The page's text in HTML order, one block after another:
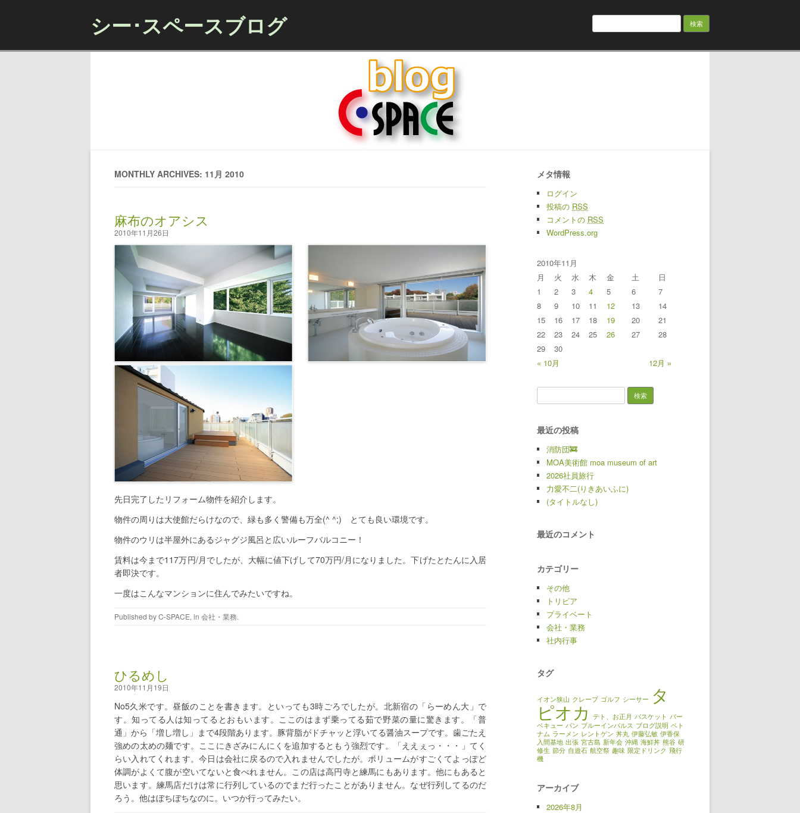
シー･スペースブログ 検索:
MONTHLY ARCHIVES: 11月 2010
麻布のオアシス
2010年11月26日
先日完了したリフォーム物件を紹介します。
物件の周りは大使館だらけなので、緑も多く警備も万全(^ ^;) とても良い環境です。
物件のウリは半屋外にあるジャグジ風呂と広いルーフバルコニー！
賃料は今まで117万円/月でしたが、大幅に値下げして70万円/月になりました。下げたとたんに入居
者即決です。
一度はこんなマンションに住んでみたいですね。
Published byC-SPACE, in 会社・業務.
ひるめし
2010年11月19日
No5久米です。昼飯のことを書きます。といっても3時ごろでしたが。北新宿の「らーめん大」で
す。知ってる人は知ってるとおもいます。ここのはまず乗ってる茹で野菜の量に驚きます。「普
通」から「増し増し」まで4段階あります。豚背脂がドチャッと浮いてる醤油スープです。歯ごたえ
強めの太めの麺です。ここにきざみにんにくを追加するともう強烈です。「ええぇっ・・・」てく
らい入れてくれます。今日は会社に戻るので入れませんでしたが。ボリュームがすごくてよっぽど
体調がよくて腹が空いてないと食べれません。この店は高円寺と練馬にもあります。他にもあると
思います。練馬店だけは常に行列しているのでまだ行ったことがありません。なぜ行列してるのだ
ろう。他はぼちぼちなのに。いつか行ってみたい。
メタ情報
ログイン
投稿の RSS
コメントの RSS
WordPress.org
2010年11月
月
火 水 木 金 土 日
« 10月 12月 »
1 2 3 4 5 6
7
8
9 10 11 12 13
14
15
16 17 18 19 20
21
22
23 24 25 26 27
28
29
30
最近の投稿
消防団🚒
MOA美術館 moa museum of art
2026社員旅行
力愛不二(りきあいふに)
(タイトルなし)
最近のコメント
カテゴリー
その他
トリビア
プライベート
会社・業務
社内行事
タグ
イオン狭山 クレープ ゴルフ シーサー タ
ピオカ テト、お正月 バスケット バー
ベキュー パン ブルーインパルス ブログ説明 ベト
ナム ラーメン レントゲン 丼丸 伊藤弘敏 伊香保
入間基地 出張 宮古島 新年会 沖縄 海鮮丼 熊谷 研
修生 節分 自遊石 航空祭 趣味 限定ドリンク 飛行
機
アーカイブ
2026年8月